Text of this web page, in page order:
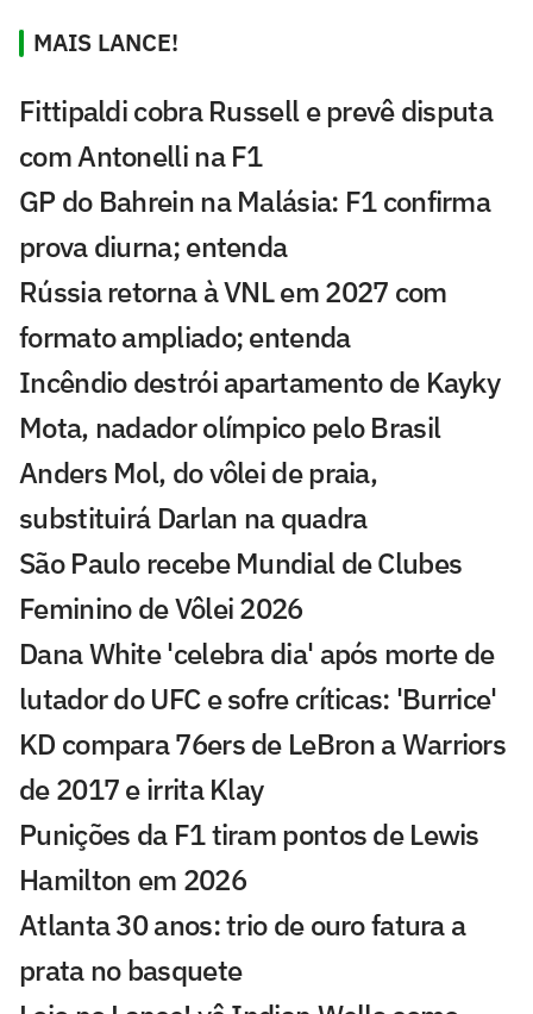
MAIS LANCE!
Fittipaldi cobra Russell e prevê disputa
com Antonelli na F1
GP do Bahrein na Malásia: F1 confirma
prova diurna; entenda
Rússia retorna à VNL em 2027 com
formato ampliado; entenda
Incêndio destrói apartamento de Kayky
Mota, nadador olímpico pelo Brasil
Anders Mol, do vôlei de praia,
substituirá Darlan na quadra
São Paulo recebe Mundial de Clubes
Feminino de Vôlei 2026
Dana White 'celebra dia' após morte de
lutador do UFC e sofre críticas: 'Burrice'
KD compara 76ers de LeBron a Warriors
de 2017 e irrita Klay
Punições da F1 tiram pontos de Lewis
Hamilton em 2026
Atlanta 30 anos: trio de ouro fatura a
prata no basquete